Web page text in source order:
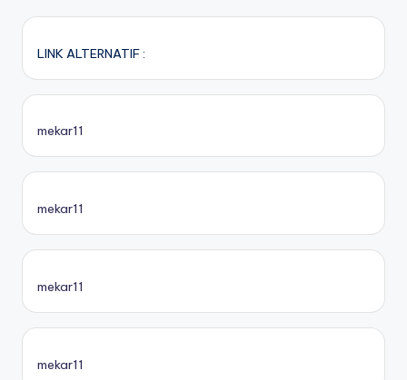
LINK ALTERNATIF :
mekar11
mekar11
mekar11
mekar11